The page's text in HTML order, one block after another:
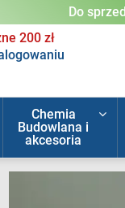
Do
200 zł
Chemia
Budowlana i
akcesoria